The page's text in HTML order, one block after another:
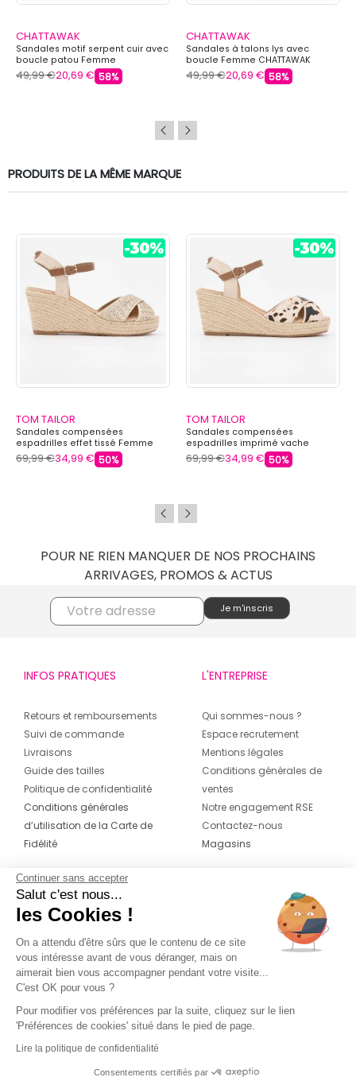
CHATTAWAK
Sandales motif serpent cuir avec
boucle patou Femme
CHATTAWAK
49,99 €20,69 € 58%
CHATTAWAK
Sandales à talons lys avec
boucle Femme CHATTAWAK
49,99 €20,69 € 58%
PRODUITS DE LA MÊME MARQUE
TOM TAILOR
Sandales compensées
espadrilles effet tissé Femme
TOM TAILOR
69,99 €34,99 € 50%
TOM TAILOR
Sandales compensées
espadrilles imprimé vache
Femme TOM TAILOR
69,99 €34,99 € 50%
POUR NE RIEN MANQUER DE NOS PROCHAINS
ARRIVAGES, PROMOS & ACTUS
INFOS PRATIQUES
Retours et remboursements
Suivi de commande
Livraisons
Guide des tailles
Politique de confidentialité
Conditions générales
d’utilisation de la Carte de
Fidélité
L'ENTREPRISE
Qui sommes-nous ?
Espace recrutement
Mentions légales
Conditions générales de
ventes
Notre engagement RSE
Contactez-nous
Magasins
CONTACT
04 42 20 78 42
Du lundi au jeudi de 8h30 à 16h30 & le
vendredi de 8h30 à 15h30
Continuer sans accepter
Salut c'est nous...
les Cookies !
On a attendu d'être sûrs que le contenu de ce site
vous intéresse avant de vous déranger, mais on
aimerait bien vous accompagner pendant votre visite...
C'est OK pour vous ?
Pour modifier vos préférences par la suite, cliquez sur le lien
'Préférences de cookies' situé dans le pied de page.
Lire la politique de confidentialité
Consentements certifiés par